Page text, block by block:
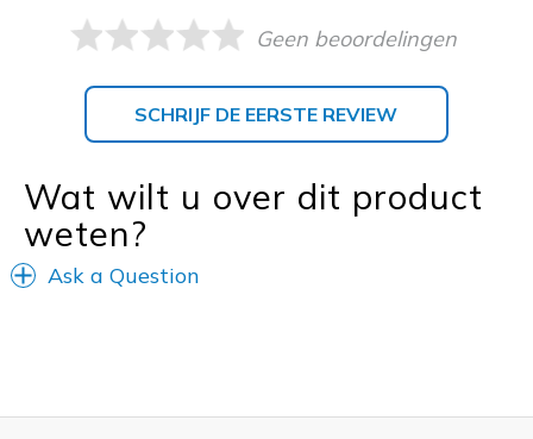
Geen beoordelingen
SCHRIJF DE EERSTE REVIEW
Wat wilt u over dit product
weten?
Ask a Question